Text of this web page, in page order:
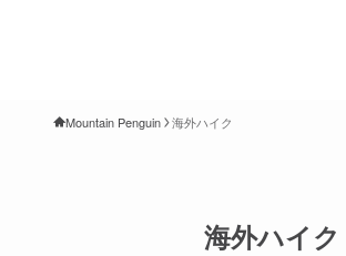
Mountain Penguin 海外ハイク
海外ハイク